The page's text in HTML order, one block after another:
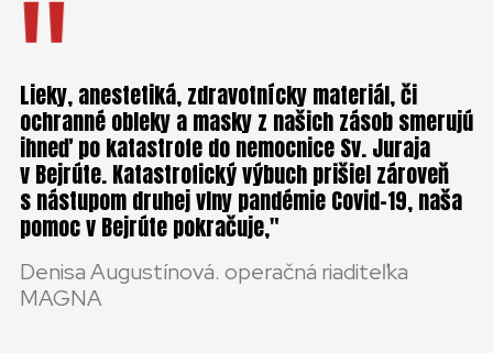
Lieky, anestetiká, zdravotnícky materiál, či
ochranné obleky a masky z našich zásob smerujú
ihneď po katastrofe do nemocnice Sv. Juraja
v Bejrúte. Katastrofický výbuch prišiel zároveň
s nástupom druhej vlny pandémie Covid-19, naša
pomoc v Bejrúte pokračuje,
Denisa Augustínová. operačná riaditeľka
MAGNA